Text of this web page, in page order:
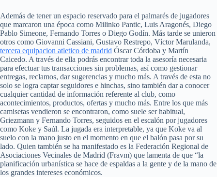
Además de tener un espacio reservado para el palmarés de jugadores
que marcaron una época como Milinko Pantic, Luis Aragonés, Diego
Pablo Simeone, Fernando Torres o Diego Godín. Más tarde se unieron
otros como Giovanni Cassiani, Gustavo Restrepo, Víctor Marulanda,
tercera equipacion atletico de madrid Óscar Córdoba y Martín
Caicedo. A través de ella podrás encontrar toda la asesoría necesaria
para efectuar tus transacciones sin problemas, así como gestionar
entregas, reclamos, dar sugerencias y mucho más. A través de esta no
solo se logra captar seguidores e hinchas, sino también dar a conocer
cualquier cantidad de información referente al club, como
acontecimientos, productos, ofertas y mucho más. Entre los que más
camisetas vendieron se encontraron, como suele ser habitual,
Griezmann y Fernando Torres, seguidos en el escalón por jugadores
como Koke y Saúl. La jugada era interpretable, ya que Koke va al
suelo con la mano justo en el momento en que el balón pasa por su
lado. Quien también se ha manifestado es la Federación Regional de
Asociaciones Vecinales de Madrid (Fravm) que lamenta de que “la
planificación urbanística se hace de espaldas a la gente y de la mano de
los grandes intereses económicos.